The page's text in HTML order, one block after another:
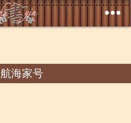
航海家号